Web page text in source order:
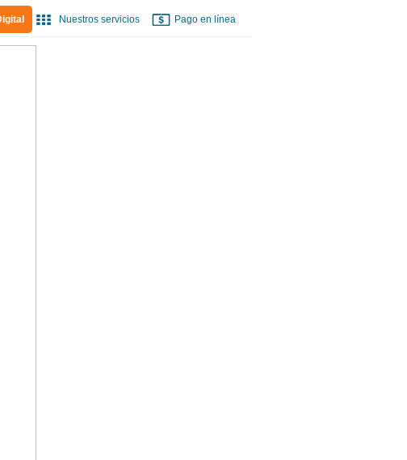
Nuestros servicios Pago en línea